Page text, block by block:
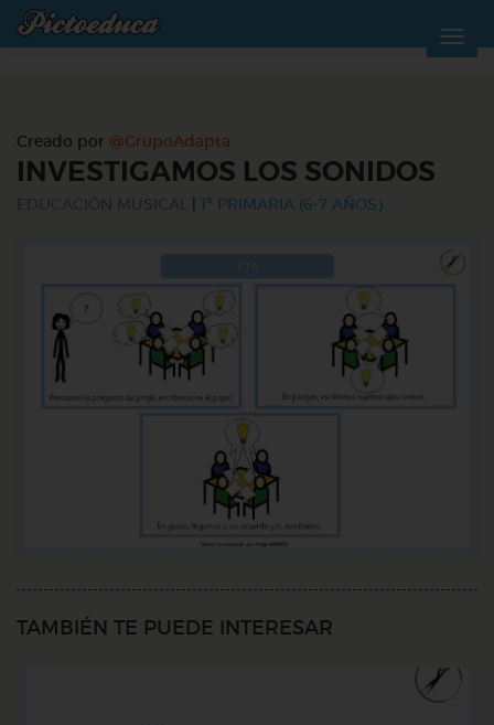
Creado por @GrupoAdapta
INVESTIGAMOS LOS SONIDOS
1º PRIMARIA (6-7 AÑOS)
TAMBIÉN TE PUEDE INTERESAR